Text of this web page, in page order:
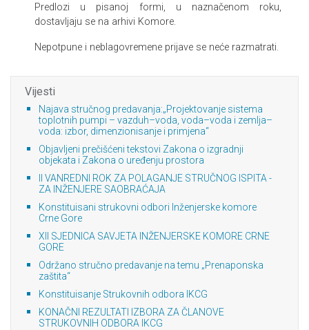
Predlozi u pisanoj formi, u naznačenom roku,
dostavljaju se na arhivi Komore.
Nepotpune i neblagovremene prijave se neće razmatrati.
Vijesti
Najava stručnog predavanja:„Projektovanje sistema
toplotnih pumpi – vazduh–voda, voda–voda i zemlja–
voda: izbor, dimenzionisanje i primjena“
Objavljeni prečišćeni tekstovi Zakona o izgradnji
objekata i Zakona o uređenju prostora
II VANREDNI ROK ZA POLAGANJE STRUČNOG ISPITA -
ZA INŽENJERE SAOBRAĆAJA
Konstituisani strukovni odbori Inženjerske komore
Crne Gore
XII SJEDNICA SAVJETA INŽENJERSKE KOMORE CRNE
GORE
Održano stručno predavanje na temu „Prenaponska
zaštita“
Konstituisanje Strukovnih odbora IKCG
KONAČNI REZULTATI IZBORA ZA ČLANOVE
STRUKOVNIH ODBORA IKCG